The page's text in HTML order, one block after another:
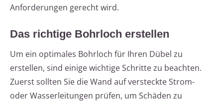
Anforderungen gerecht wird.
Das richtige Bohrloch erstellen
Um ein optimales Bohrloch für Ihren Dübel zu
erstellen, sind einige wichtige Schritte zu beachten.
Zuerst sollten Sie die Wand auf versteckte Strom-
oder Wasserleitungen prüfen, um Schäden zu